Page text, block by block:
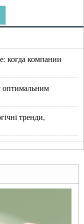
когда компании
оптимальним
тренди,